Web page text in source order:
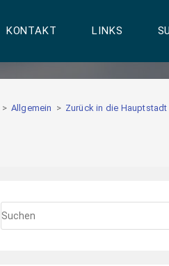
KONTAKT LINKS
> Allgemein > Zurück in die